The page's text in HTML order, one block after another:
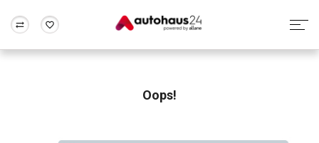
Rund um die Inzahlungnahme
Oops!